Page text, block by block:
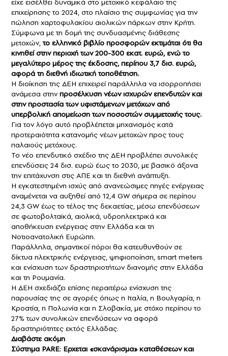
επιχείρησης το 2024, στο πλαίσιο της συμφωνίας για την
πώληση χαρτοφυλακίου αιολικών πάρκων στην Κρήτη.
Σύμφωνα με τη δομή της συνδυασμένης διάθεσης
μετοχών,το ελληνικό βιβλίο προσφορών εκτιμάται ότι θα
κινηθεί στην περιοχή των 200-300 εκατ. ευρώ, ενώ το
μεγαλύτερο μέρος της έκδοσης, περίπου 3,7 δισ. ευρώ,
αφορά τη διεθνή ιδιωτική τοποθέτηση.
Η διοίκηση της ΔΕΗ επιχειρεί παράλληλα να ισορροπήσει
ανάμεσα στηνπροσέλκυση νέων ισχυρών επενδυτών και
στην προστασία των υφιστάμενων μετόχων από
υπερβολική απομείωση των ποσοστών συμμετοχής τους.
Για τον λόγο αυτό προβλέπεται μηχανισμός κατά
προτεραιότητα κατανομής νέων μετοχών προς τους
παλαιούς μετόχους.
Το νέο επενδυτικό σχέδιο της ΔΕΗ προβλέπει συνολικές
επενδύσεις 24 δισ. ευρώ έως το 2030, με βασικό άξονα
την επιτάχυνση στις ΑΠΕ και τη διεθνή ανάπτυξη.
Η εγκατεστημένη ισχύς από ανανεώσιμες πηγές ενέργειας
αναμένεται να αυξηθεί από 12,4 GW σήμερα σε περίπου
24,3 GW έως το τέλος της δεκαετίας, μέσω επενδύσεων
σε φωτοβολταϊκά, αιολικά, υδροηλεκτρικά και
αποθήκευση ενέργειας στην Ελλάδα και τη
Νοτιοανατολική Ευρώπη.
Παράλληλα, σημαντικοί πόροι θα κατευθυνθούν σε
δίκτυα ηλεκτρικής ενέργειας, ψηφιοποίηση, smart meters
και ενίσχυση των δραστηριοτήτων διανομής στην Ελλάδα
και τη Ρουμανία.
Η ΔΕΗ σχεδιάζει επίσης περαιτέρω ενίσχυση της
παρουσίας της σε αγορές όπως η Ιταλία, η Βουλγαρία, η
Κροατία, η Πολωνία και η Σλοβακία, με στόχο περίπου το
27% των συνολικών επενδύσεων να αφορά
δραστηριότητες εκτός Ελλάδας.
Διαβάστε ακόμη
Σύστημα PARE: Ερχεται «σκανάρισμα» καταθέσεων και